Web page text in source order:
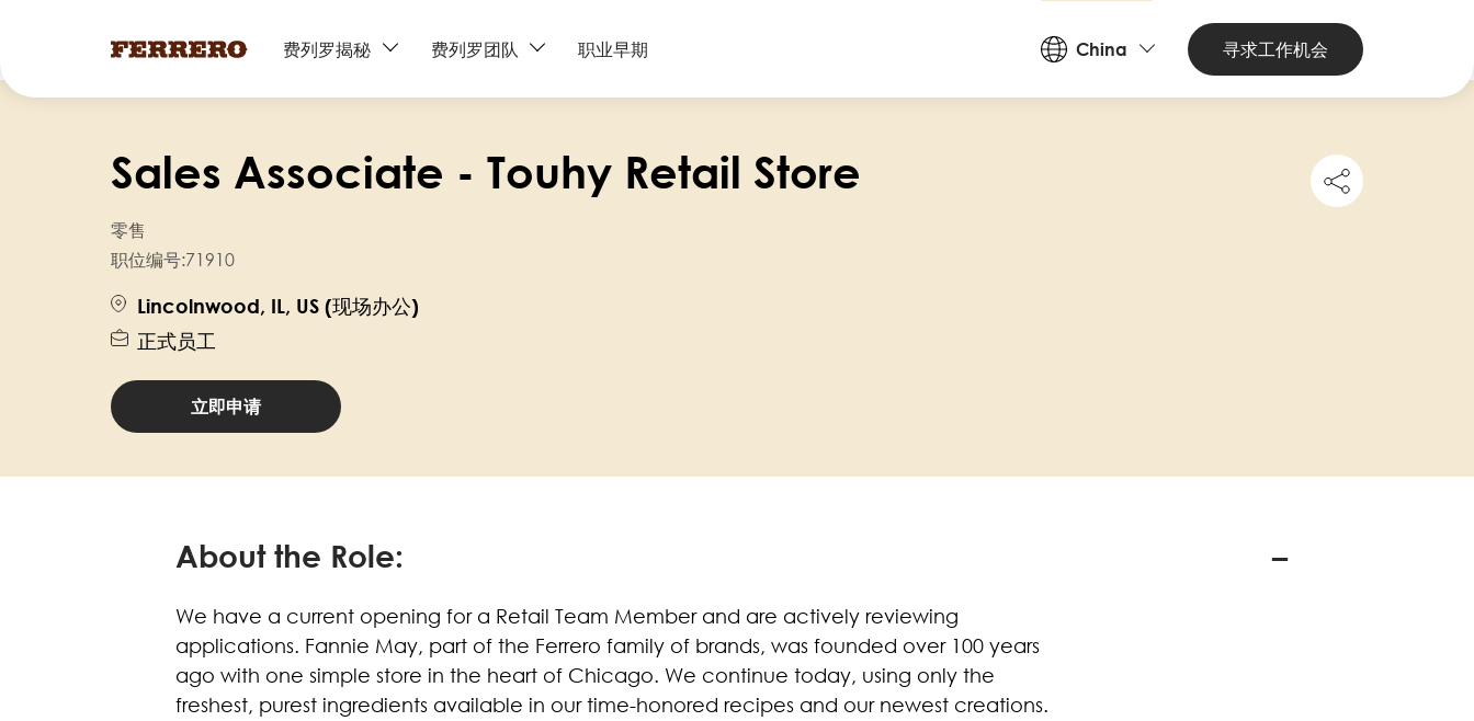
Main
navigation
费列罗揭秘 费列罗团队 职业早期
Countries
and
Languages
China 寻求工作机会
Sales Associate - Touhy Retail Store
Share
this
零售
职位编号:71910
Lincolnwood, IL, US (现场办公)
正式员工
立即申请
About the Role:
We have a current opening for a Retail Team Member and are actively reviewing
applications. Fannie May, part of the Ferrero family of brands, was founded over 100 years
ago with one simple store in the heart of Chicago. We continue today, using only the
freshest, purest ingredients available in our time-honored recipes and our newest creations.